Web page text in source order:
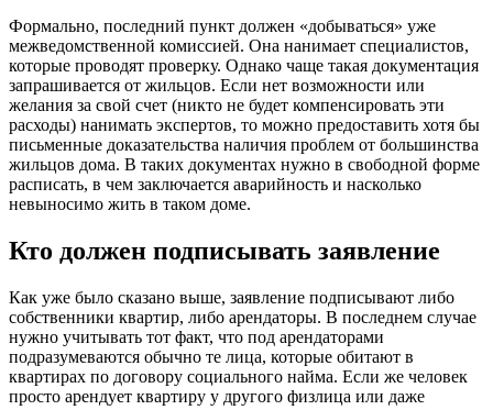
Формально, последний пункт должен «добываться» уже
межведомственной комиссией. Она нанимает специалистов,
которые проводят проверку. Однако чаще такая документация
запрашивается от жильцов. Если нет возможности или
желания за свой счет (никто не будет компенсировать эти
расходы) нанимать экспертов, то можно предоставить хотя бы
письменные доказательства наличия проблем от большинства
жильцов дома. В таких документах нужно в свободной форме
расписать, в чем заключается аварийность и насколько
невыносимо жить в таком доме.
Кто должен подписывать заявление
Как уже было сказано выше, заявление подписывают либо
собственники квартир, либо арендаторы. В последнем случае
нужно учитывать тот факт, что под арендаторами
подразумеваются обычно те лица, которые обитают в
квартирах по договору социального найма. Если же человек
просто арендует квартиру у другого физлица или даже